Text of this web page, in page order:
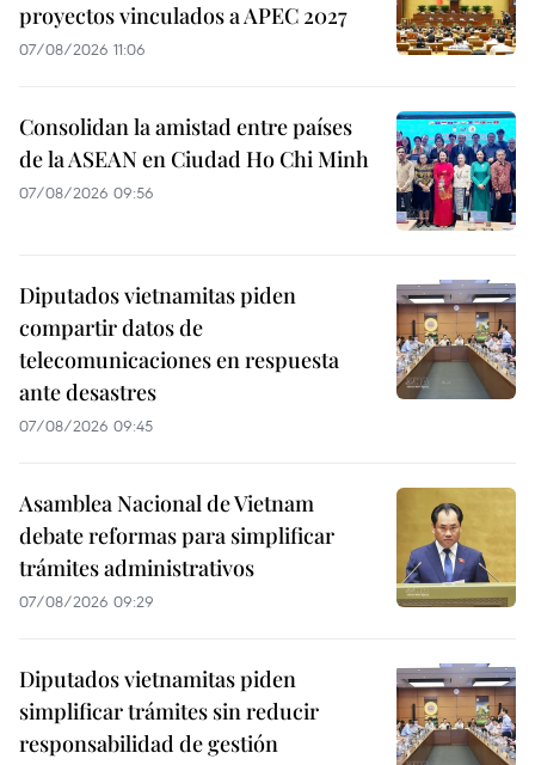
proyectos vinculados a APEC 2027
07/08/2026 11:06
Consolidan la amistad entre países
de la ASEAN en Ciudad Ho Chi Minh
07/08/2026 09:56
Diputados vietnamitas piden
compartir datos de
telecomunicaciones en respuesta
ante desastres
07/08/2026 09:45
Asamblea Nacional de Vietnam
debate reformas para simplificar
trámites administrativos
07/08/2026 09:29
Diputados vietnamitas piden
simplificar trámites sin reducir
responsabilidad de gestión